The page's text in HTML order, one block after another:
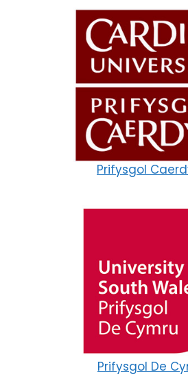
Prifysgol
Prifysgol De